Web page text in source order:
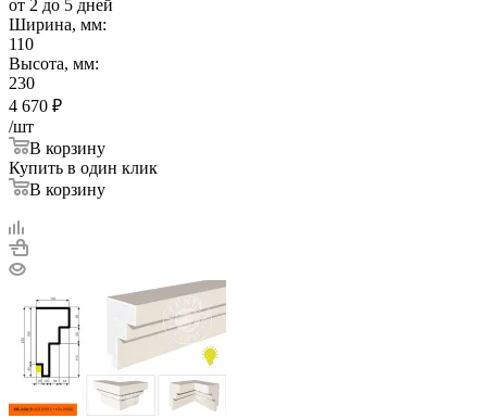
от 2 до 5 дней
Ширина, мм:
110
Высота, мм:
230
4 670 ₽
/шт
В корзину
Купить в один клик
В корзину